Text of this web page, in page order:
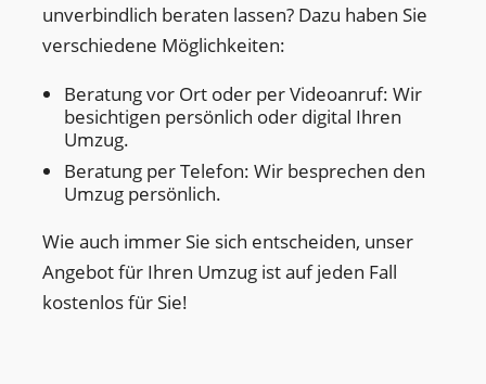
unverbindlich beraten lassen? Dazu haben Sie
verschiedene Möglichkeiten:
Beratung vor Ort oder per Videoanruf: Wir
besichtigen persönlich oder digital Ihren
Umzug.
Beratung per Telefon: Wir besprechen den
Umzug persönlich.
Wie auch immer Sie sich entscheiden, unser
Angebot für Ihren Umzug ist auf jeden Fall
kostenlos für Sie!